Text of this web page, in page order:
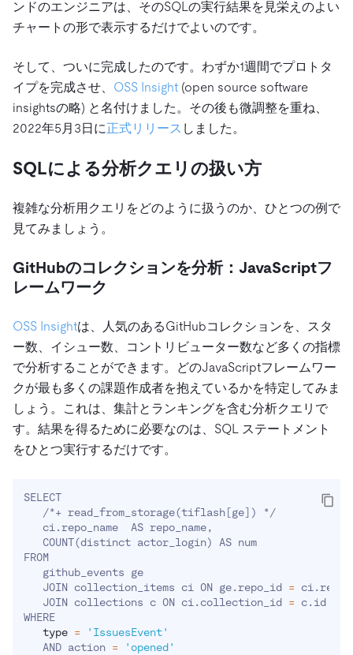
ンドのエンジニアは、そのSQLの実行結果を見栄えのよい
チャートの形で表示するだけでよいのです。
そして、ついに完成したのです。わずか1週間でプロトタ
イプを完成させ、 OSS Insight (open source software
insightsの略) と名付けました。その後も微調整を重ね、
2022年5月3日に正式リリース しました。
SQLによる分析クエリの扱い方
複雑な分析用クエリをどのように扱うのか、ひとつの例で
見てみましょう。
GitHubのコレクションを分析：JavaScriptフ
レームワーク
OSS Insightは、人気のあるGitHubコレクションを、スタ
ー数、イシュー数、コントリビューター数など多くの指標
で分析することができます。どのJavaScriptフレームワー
クが最も多くの課題作成者を抱えているかを特定してみま
しょう。これは、集計とランキングを含む分析クエリで
す。結果を得るために必要なのは、SQL ステートメント
をひとつ実行するだけです。
SELECT
   /*+ read_from_storage
(tiflash[ge] )
*/
   ci.repo_name  AS repo_name,
   COUNT
(distinct actor_login)
AS num
FROM
   github_events ge
   JOIN collection_items ci ON ge.repo_id
=
   JOIN collections c ON ci.collection_id
= c.id
WHERE
type =
'IssuesEvent'
   AND action
=
'opened'